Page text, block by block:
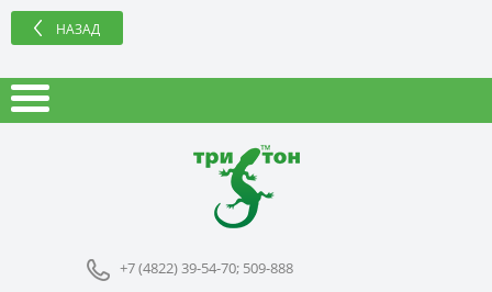
НАЗАД
+7 (4822) 39-54-70; 509-888